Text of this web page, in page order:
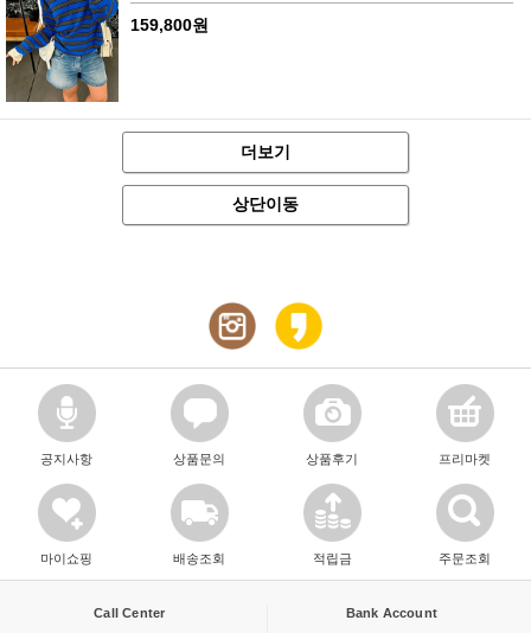
159,800원
더보기
상단이동
공지사항 상품문의 상품후기 프리마켓
마이쇼핑 배송조회 적립금 주문조회
Call Center Bank Account